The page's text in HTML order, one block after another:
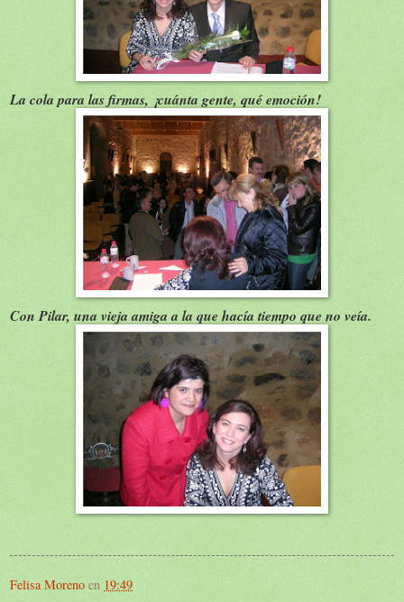
La cola para las firmas, ¡cuánta gente, qué emoción!
Con Pilar, una vieja amiga a la que hacía tiempo que no veía.
Felisa Moreno en 19:49